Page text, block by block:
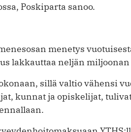
Poskiparta sanoo.
menetys
lakkauttaa neljän
sillä valtio vähensi
kunnat ja opiskelijat,